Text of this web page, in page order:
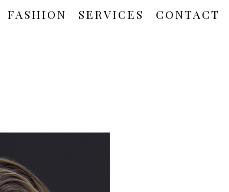
FASHION SERVICES CONTACT